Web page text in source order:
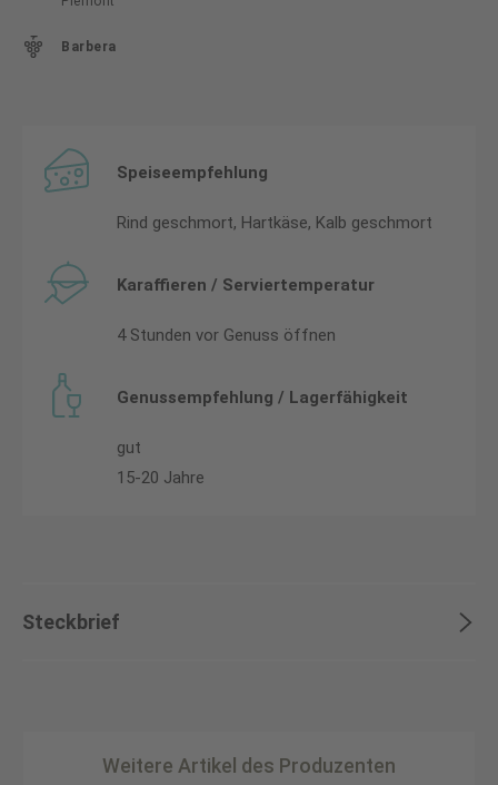
Barbera
Speiseempfehlung
Rind geschmort, Hartkäse, Kalb geschmort
Karaffieren / Serviertemperatur
4 Stunden vor Genuss öffnen
Genussempfehlung / Lagerfähigkeit
gut
15-20 Jahre
Steckbrief
Weitere Artikel des Produzenten